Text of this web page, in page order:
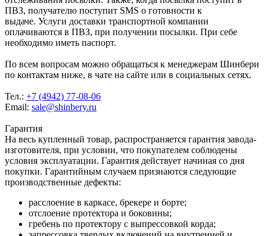
ПВЗ, получателю поступит SMS о готовности к
выдаче. Услуги доставки транспортной компании
оплачиваются в ПВЗ, при получении посылки. При себе
необходимо иметь паспорт.
По всем вопросам можно обращаться к менеджерам Шинбери
по контактам ниже, в чате на сайте или в социальных сетях.
Тел.: +7 (4942) 77-08-06
Email: sale@shinbery.ru
Гарантия
На весь купленный товар, распространяется гарантия завода-
изготовителя, при условии, что покупателем соблюдены
условия эксплуатации. Гарантия действует начиная со дня
покупки. Гарантийным случаем признаются следующие
производственные дефекты:
расслоение в каркасе, брекере и борте;
отслоение протектора и боковины;
гребень по протектору с выпрессовкой корда;